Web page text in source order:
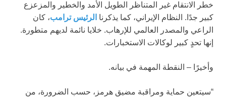
خطر الانتقام غير المتناظر الطويل الأمد والخطير والمزعزع
كبير جدًا. النظام الإيراني، كما يذكرنا الرئيس ترامب، كان
الراعي والمصدر العالمي للإرهاب. خلايا نائمة لديهم متطورة.
إنها تحدٍ كبير لوكالات الاستخبارات.
وأخيرًا – النقطة المهمة في بيانه.
“سيتعين حماية ومراقبة مضيق هرمز، حسب الضرورة، من